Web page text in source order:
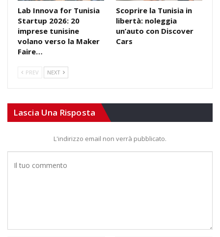
Lab Innova for Tunisia
Startup 2026: 20
imprese tunisine
volano verso la Maker
Faire…
Scoprire la Tunisia in
libertà: noleggia
un’auto con Discover
Cars
PREV NEXT
Lascia Una Risposta
L'indirizzo email non verrà pubblicato.